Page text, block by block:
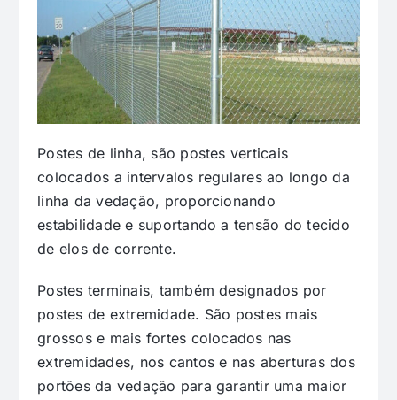
Postes de linha, são postes verticais
colocados a intervalos regulares ao longo da
linha da vedação, proporcionando
estabilidade e suportando a tensão do tecido
de elos de corrente.
Postes terminais, também designados por
postes de extremidade. São postes mais
grossos e mais fortes colocados nas
extremidades, nos cantos e nas aberturas dos
portões da vedação para garantir uma maior